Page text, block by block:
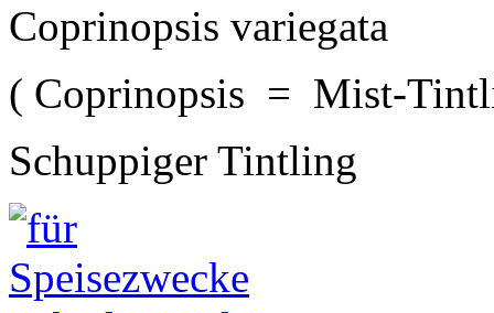
Coprinopsis variegata
( Coprinopsis = Mist-
Schuppiger Tintling